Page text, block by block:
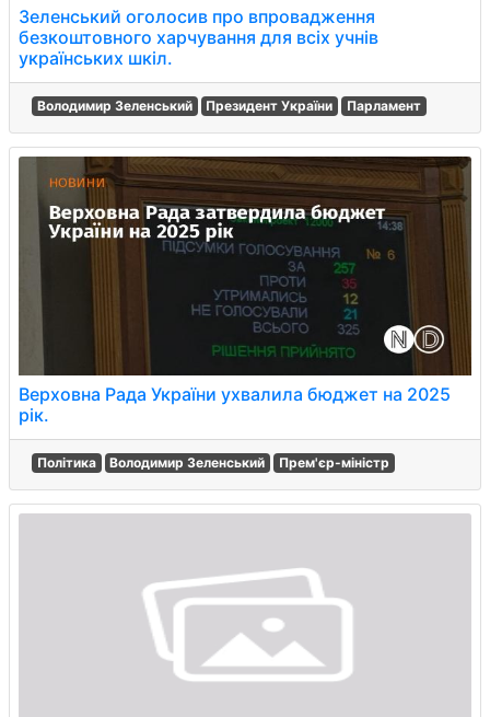
Зеленський оголосив про впровадження
безкоштовного харчування для всіх учнів
українських шкіл.
Володимир Зеленський Президент України Парламент
Верховна Рада України ухвалила бюджет на 2025
рік.
Політика Володимир Зеленський Прем'єр-міністр